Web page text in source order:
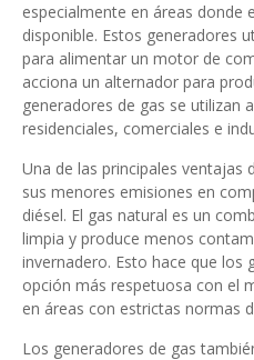
especialmente en áreas donde
disponible. Estos generadores
para alimentar un motor de
acciona un alternador para
generadores de gas se utilizan
residenciales, comerciales e
Una de las principales ventajas
sus menores emisiones en
diésel. El gas natural es un
limpia y produce menos
invernadero. Esto hace que los
opción más respetuosa con el
en áreas con estrictas normas
Los generadores de gas